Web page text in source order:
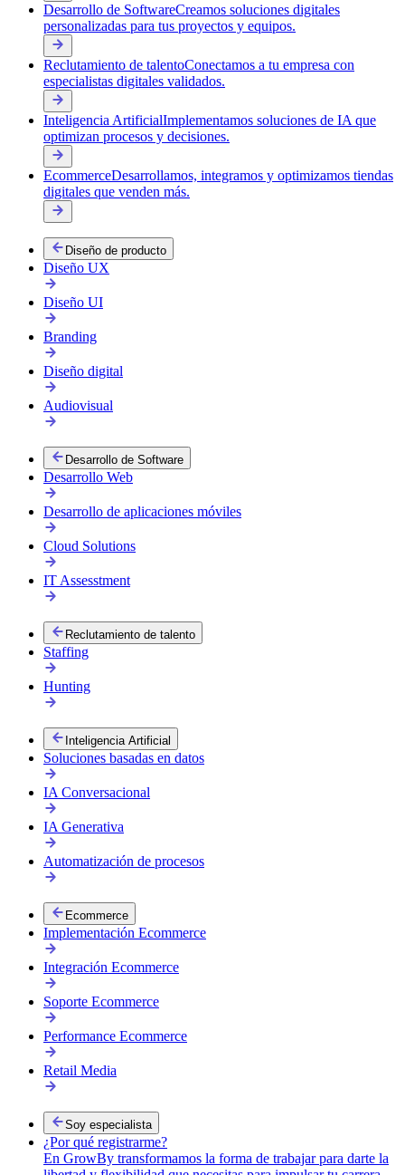
Reclutamiento de talento
Conectamos a tu empresa con especialistas digitales validados.
Desarrollo de SoftwareCreamos soluciones digitales
personalizadas para tus proyectos y equipos.
Reclutamiento de talentoConectamos a tu empresa con
especialistas digitales validados.
Inteligencia ArtificialImplementamos soluciones de IA que
optimizan procesos y decisiones.
EcommerceDesarrollamos, integramos y optimizamos tiendas
digitales que venden más.
Diseño de producto
Diseño UX
Diseño UI
Branding
Diseño digital
Audiovisual
Desarrollo de Software
Desarrollo Web
Desarrollo de aplicaciones móviles
Cloud Solutions
IT Assesstment
Reclutamiento de talento
Staffing
Hunting
Inteligencia Artificial
Soluciones basadas en datos
IA Conversacional
IA Generativa
Automatización de procesos
Ecommerce
Implementación Ecommerce
Integración Ecommerce
Soporte Ecommerce
Performance Ecommerce
Retail Media
Soy especialista
¿Por qué registrarme?
En GrowBy transformamos la forma de trabajar para darte la